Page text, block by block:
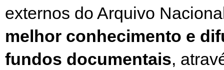
externos do Arquivo
melhor conhecimento e
fundos documentais,